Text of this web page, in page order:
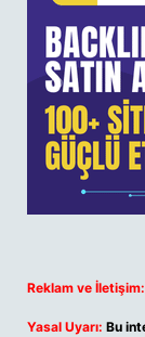
Reklam ve İletişim:
Yasal Uyarı: Bu